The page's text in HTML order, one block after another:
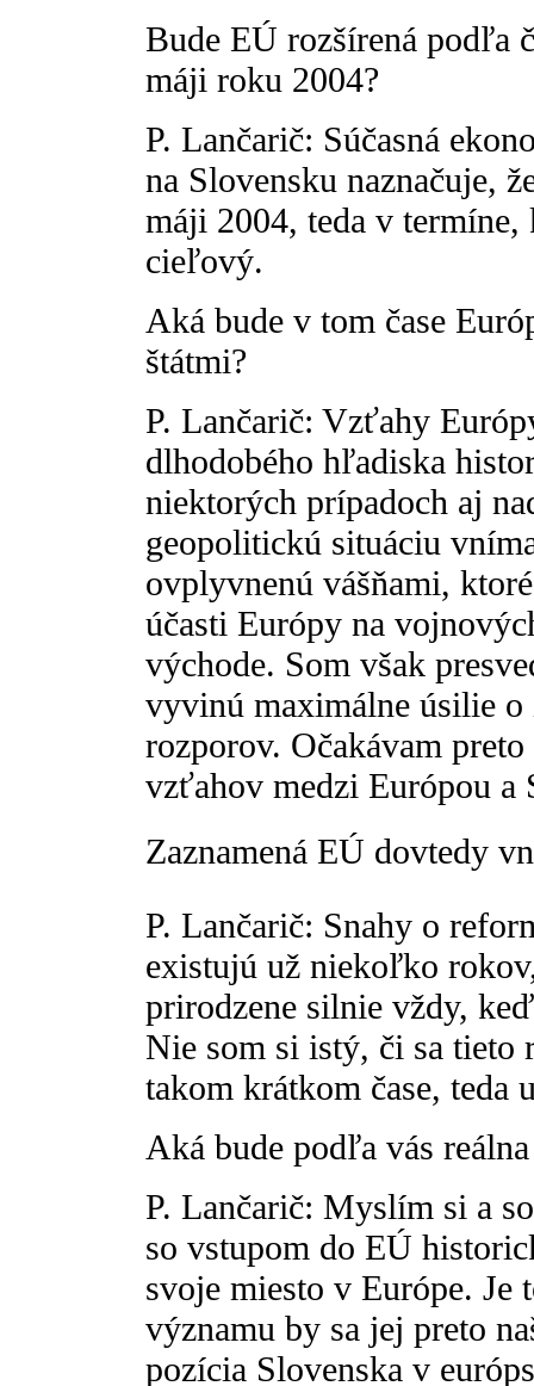
Bude EÚ rozšírená podľa
máji roku 2004?
P. Lančarič: Súčasná
na Slovensku naznačuje,
máji 2004, teda v
cieľový.
Aká bude v tom čase
štátmi?
P. Lančarič: Vzťahy
dlhodobého hľadiska
niektorých prípadoch aj
geopolitickú situáciu
ovplyvnenú vášňami,
účasti Európy na
východe. Som však
vyvinú maximálne úsilie o
rozporov. Očakávam
vzťahov medzi Európou a
Zaznamená EÚ dovtedy
P. Lančarič: Snahy o
existujú už niekoľko
prirodzene silnie vždy,
Nie som si istý, či sa
takom krátkom čase, teda
Aká bude podľa vás
P. Lančarič: Myslím si a
so vstupom do EÚ
svoje miesto v Európe. Je
významu by sa jej preto
pozícia Slovenska v